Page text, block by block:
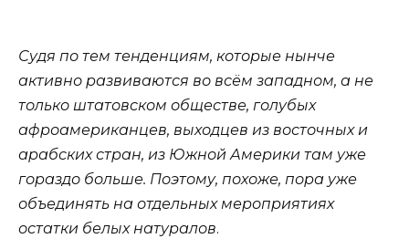
Судя по тем тенденциям, которые нынче
активно развиваются во всём западном, а не
только штатовском обществе, голубых
афроамериканцев, выходцев из восточных и
арабских стран, из Южной Америки там уже
гораздо больше. Поэтому, похоже, пора уже
объединять на отдельных мероприятиях
остатки белых натуралов.